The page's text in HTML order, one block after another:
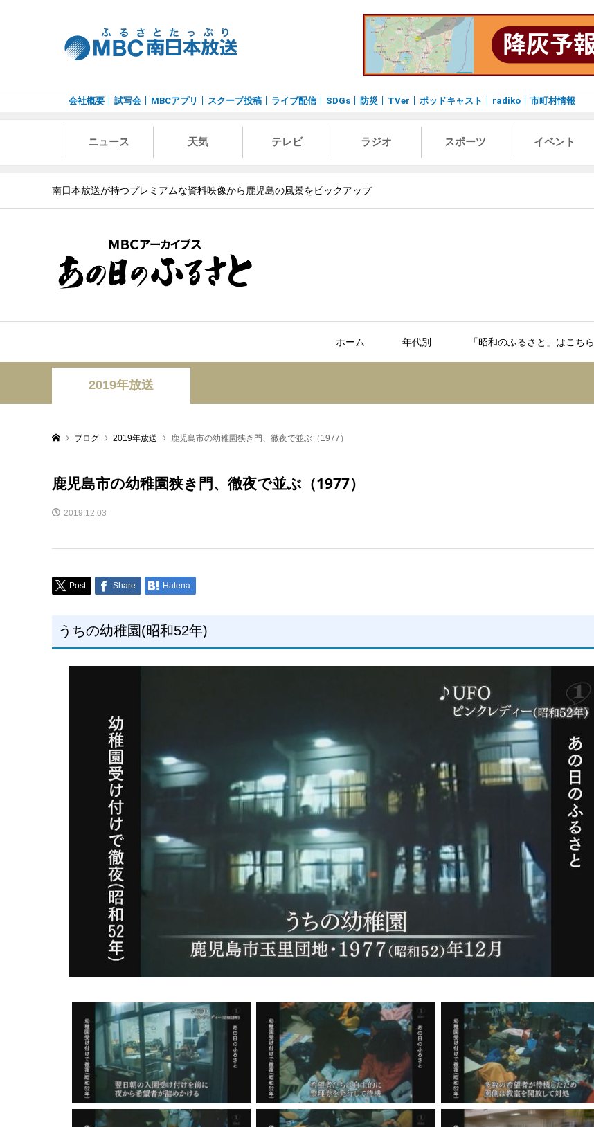
会社概要 試写会 MBCアプリ スクープ投稿 ライブ配信 SDGs 防災 TVer ポッドキャスト radiko 市町村情報
ニュース 天気 テレビ ラジオ スポーツ イベント
南日本放送が持つプレミアムな資料映像から鹿児島の風景をピックアップ
ホーム 年代別 「昭和のふるさと」はこちら
2019年放送
ブログ 2019年放送 鹿児島市の幼稚園狭き門、徹夜で並ぶ（1977）
鹿児島市の幼稚園狭き門、徹夜で並ぶ（1977）
2019.12.03
Post Share Hatena
うちの幼稚園(昭和52年)